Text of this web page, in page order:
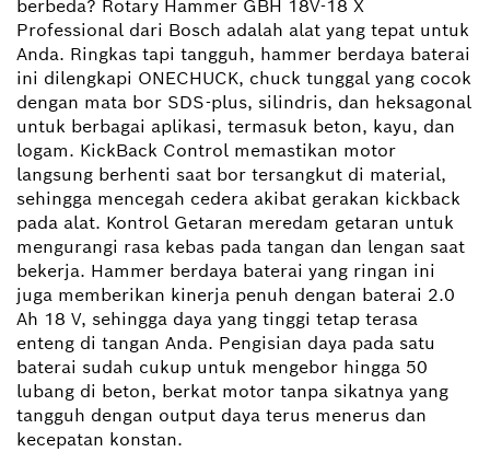
berbeda? Rotary Hammer GBH 18V-18 X
Professional dari Bosch adalah alat yang tepat untuk
Anda. Ringkas tapi tangguh, hammer berdaya baterai
ini dilengkapi ONECHUCK, chuck tunggal yang cocok
dengan mata bor SDS-plus, silindris, dan heksagonal
untuk berbagai aplikasi, termasuk beton, kayu, dan
logam. KickBack Control memastikan motor
langsung berhenti saat bor tersangkut di material,
sehingga mencegah cedera akibat gerakan kickback
pada alat. Kontrol Getaran meredam getaran untuk
mengurangi rasa kebas pada tangan dan lengan saat
bekerja. Hammer berdaya baterai yang ringan ini
juga memberikan kinerja penuh dengan baterai 2.0
Ah 18 V, sehingga daya yang tinggi tetap terasa
enteng di tangan Anda. Pengisian daya pada satu
baterai sudah cukup untuk mengebor hingga 50
lubang di beton, berkat motor tanpa sikatnya yang
tangguh dengan output daya terus menerus dan
kecepatan konstan.